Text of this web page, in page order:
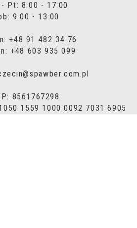
- Pt: 8:00 - 17:00
9:00 - 13:00
+48 91 482 34 76
+48 603 935 099
8561767298
1559 1000 0092 7031 6905